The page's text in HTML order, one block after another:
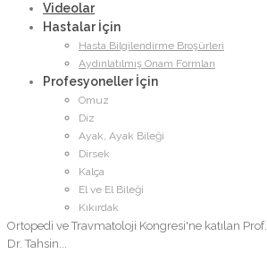
Videolar
Hastalar İçin
Hasta Bilgilendirme Broşürleri
Aydınlatılmış Onam Formları
Profesyoneller İçin
Omuz
Diz
Ayak, Ayak Bileği
Dirsek
Kalça
El ve El Bileği
Kıkırdak
Prof. Dr. Tahsin
Beyzadeoğlu 31.
Ulusal Türk Ortopedi
ve Travmatoloji
Kongresi’ne Katıldı
25-30 Ekim 2022 tarihleri arasında Antalya'da
düzenlenen TOTBİD 2022 - 31. Ulusal Türk
Ortopedi ve Travmatoloji Kongresi'ne katılan Prof.
Dr. Tahsin...